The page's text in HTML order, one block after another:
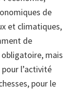
de
et climatiques,
de
mais
l’activité
pour le